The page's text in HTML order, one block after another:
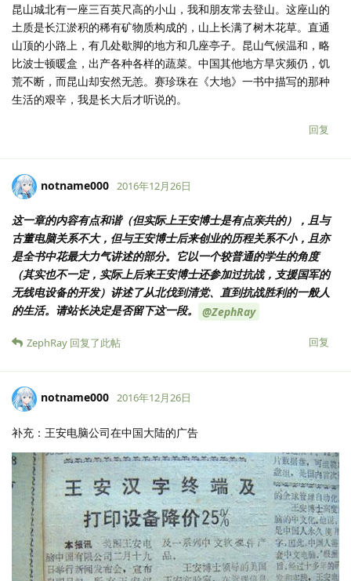
昆山城北有一座三百英尺高的小山，我和朋友常去登山。这座山的
土质是长江淤积的稀有矿物质构成的，山上长满了树木花草。直通
山顶的小路上，有几处歇脚的地方和几座亭子。昆山气候温和，略
比波士顿暖盒，出产各种各样的蔬菜。中国其他地方旱灾频仍，饥
荒不断，而昆山却安然无恙。赛珍珠在《大地》一书中描写的那种
生活的艰辛，我是长大后才听说的。
回复
notname000 2016年12月26日
这一章的内容有点和谐（但实际上王安博士是有点亲共的），且与
古董电脑关系不大，但与王安博士后来创业的历程关系不小，且亦
是全书中花最大力气讲述的部分。它以一个较普通的学生的角度
（其实也不一定，实际上后来王安博士还参加过抗战，支援国军的
无线电设备的开发）讲述了从北伐到清党、直到抗战胜利的一般人
的生活。请站长决定是否留下这一段。
@ZephRay
回复
ZephRay 回复了此帖
notname000 2016年12月26日
补充：王安电脑公司在中国大陆的广告